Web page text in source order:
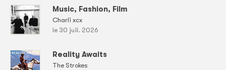
Music, Fashion, Film
Charli xcx
le 30 juil. 2026
Reality Awaits
The Strokes